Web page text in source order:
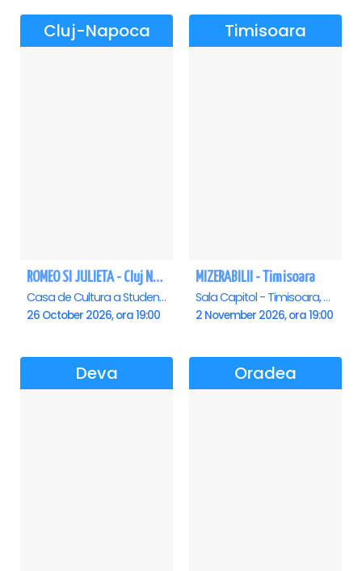
Cluj-Napoca
ROMEO SI JULIETA - Cluj Napoca
Casa de Cultura a Studentilor Dumitru Farcas, Cluj-Napoca
26 October 2026, ora 19:00
Timisoara
MIZERABILII - Timisoara
Sala Capitol - Timisoara, Timisoara
2 November 2026, ora 19:00
Deva Oradea